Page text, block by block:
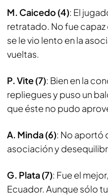
M. Caicedo (4): El
retratado. No fue
se le vio lento en la
vueltas.
P. Vite (7): Bien en la
repliegues y puso un
que éste no pudo
A. Minda (6): No aportó
asociación y
G. Plata (7): Fue el
Ecuador. Aunque sólo